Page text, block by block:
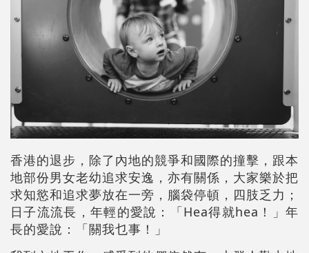
香港的退步，除了內地的競爭和國際的撞擊，跟本
地部份男女老幼追求安逸，亦有關係，大家樂於把
求知慾和追求夢放在一旁，腦袋停頓，四肢乏力；
日子流流長，年輕的愛說：「Hea得就hea！」年
長的愛說：「關我乜事！」